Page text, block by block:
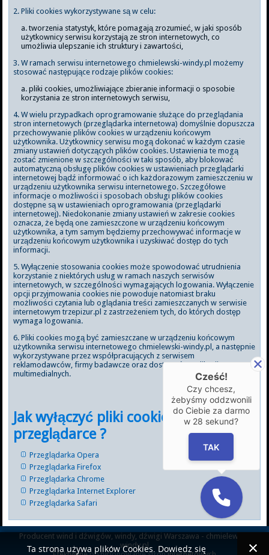
2. Pliki cookies wykorzystywane są w celu:
tworzenia statystyk, które pomagają zrozumieć, w jaki sposób
użytkownicy serwisu korzystają ze stron internetowych, co
umożliwia ulepszanie ich struktury i zawartości,
3. W ramach serwisu internetowego chmielewski-windy.pl możemy
stosować następujące rodzaje plików cookies:
pliki cookies, umożliwiające zbieranie informacji o sposobie
korzystania ze stron internetowych serwisu,
4. W wielu przypadkach oprogramowanie służące do przeglądania
stron internetowych (przeglądarka internetowa) domyślnie dopuszcza
przechowywanie plików cookies w urządzeniu końcowym
użytkownika. Użytkownicy serwisu mogą dokonać w każdym czasie
zmiany ustawień dotyczących plików cookies. Ustawienia te mogą
zostać zmienione w szczególności w taki sposób, aby blokować
automatyczną obsługę plików cookies w ustawieniach przeglądarki
internetowej bądź informować o ich każdorazowym zamieszczeniu w
urządzeniu użytkownika serwisu internetowego. Szczegółowe
informacje o możliwości i sposobach obsługi plików cookies
dostępne są w ustawieniach oprogramowania (przeglądarki
internetowej). Niedokonanie zmiany ustawień w zakresie cookies
oznacza, że będą one zamieszczone w urządzeniu końcowym
użytkownika, a tym samym będziemy przechowywać informacje w
urządzeniu końcowym użytkownika i uzyskiwać dostęp do tych
informacji.
5. Wyłączenie stosowania cookies może spowodować utrudnienia
korzystanie z niektórych usług w ramach naszych serwisów
internetowych, w szczególności wymagających logowania. Wyłączenie
opcji przyjmowania cookies nie powoduje natomiast braku
możliwości czytania lub oglądania treści zamieszczanych w serwisie
internetowym trzepizur.pl z zastrzeżeniem tych, do których dostęp
wymaga logowania.
6. Pliki cookies mogą być zamieszczane w urządzeniu końcowym
użytkownika serwisu internetowego chmielewski-windy.pl, a następnie
wykorzystywane przez współpracujących z serwisem
reklamodawców, firmy badawcze oraz dostawców aplikacji
multimedialnych.
Jak wyłączyć pliki cookie w
przeglądarce ?
Przeglądarka Opera
Przeglądarka Firefox
Przeglądarka Chrome
Przeglądarka Internet Explorer
Przeglądarka Safari
Producent wind i dźwigów, windy, dźwigi Warszawa - chmielewski-
windy.pl
Ta strona używa plików Cookies. Dowiedz się
Cześć!
Czy chcesz,
żebyśmy oddzwonili
do Ciebie za darmo
w 28 sekund?
TAK